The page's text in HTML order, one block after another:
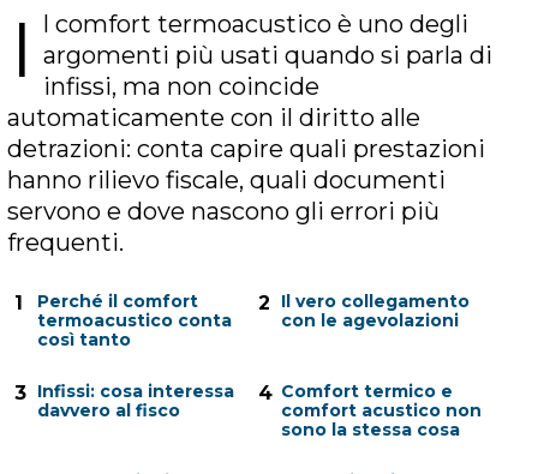
I
l comfort termoacustico è uno degli
argomenti più usati quando si parla di
infissi, ma non coincide
automaticamente con il diritto alle
detrazioni: conta capire quali prestazioni
hanno rilievo fiscale, quali documenti
servono e dove nascono gli errori più
frequenti.
1
Perché il comfort
termoacustico conta
così tanto
2
Il vero collegamento
con le agevolazioni
3 Infissi: cosa interessa
davvero al fisco
4 Comfort termico e
comfort acustico non
sono la stessa cosa